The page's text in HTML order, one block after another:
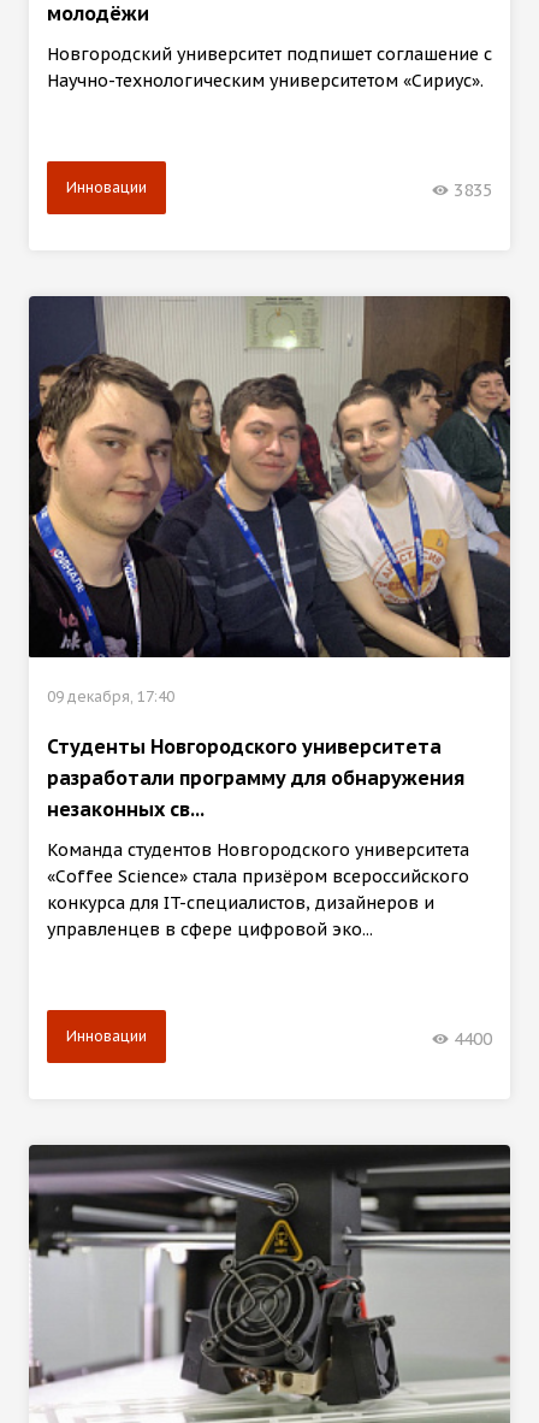
молодёжи
Новгородский университет подпишет соглашение с
Научно-технологическим университетом «Сириус».
Инновации 3835
09 декабря, 17:40
Студенты Новгородского университета
разработали программу для обнаружения
незаконных св...
Команда студентов Новгородского университета
«Coffee Science» стала призёром всероссийского
конкурса для IT-специалистов, дизайнеров и
управленцев в сфере цифровой эко...
Инновации 4400